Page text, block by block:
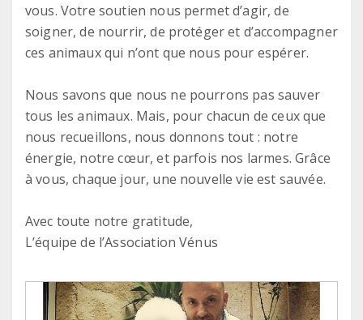
vous. Votre soutien nous permet d’agir, de
soigner, de nourrir, de protéger et d’accompagner
ces animaux qui n’ont que nous pour espérer.
Nous savons que nous ne pourrons pas sauver
tous les animaux. Mais, pour chacun de ceux que
nous recueillons, nous donnons tout : notre
énergie, notre cœur, et parfois nos larmes. Grâce
à vous, chaque jour, une nouvelle vie est sauvée.
Avec toute notre gratitude,
L’équipe de l’Association Vénus